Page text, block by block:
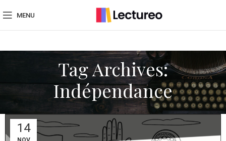
MENU
Tag Archives:
Indépendance
14